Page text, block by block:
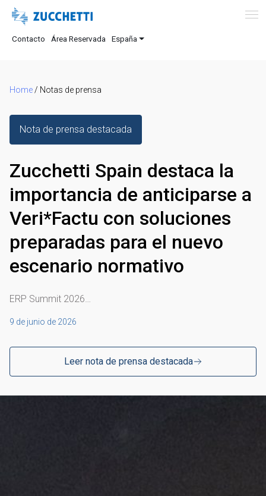
Contacto Área Reservada España
Home / Notas de prensa
Nota de prensa destacada
Zucchetti Spain destaca la
importancia de anticiparse a
Veri*Factu con soluciones
preparadas para el nuevo
escenario normativo
ERP Summit 2026…
9 de junio de 2026
Leer nota de prensa destacada